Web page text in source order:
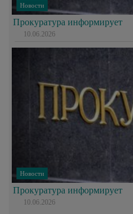
Новости
Прокуратура информирует
10.06.2026
Новости
Прокуратура информирует
10.06.2026